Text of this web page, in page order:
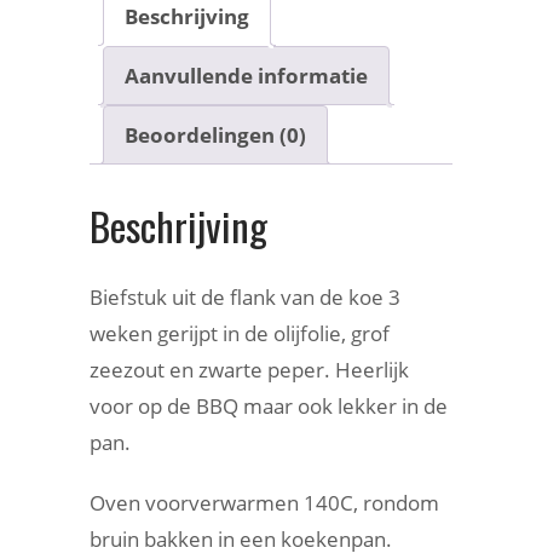
Beschrijving
Aanvullende informatie
Beoordelingen (0)
Beschrijving
Biefstuk uit de flank van de koe 3
weken gerijpt in de olijfolie, grof
zeezout en zwarte peper. Heerlijk
voor op de BBQ maar ook lekker in de
pan.
Oven voorverwarmen 140C, rondom
bruin bakken in een koekenpan.